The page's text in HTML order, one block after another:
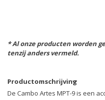
* Al onze producten worden
tenzij anders vermeld.
Productomschrijving
De Cambo Artes MPT-9 is een